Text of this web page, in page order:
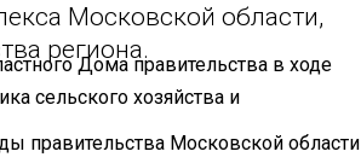
Московской области,
региона.
Дома правительства в ходе
сельского хозяйства и
правительства Московской области